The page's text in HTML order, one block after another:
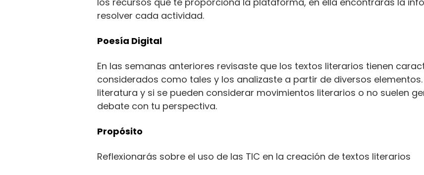
resolver cada actividad.
Poesía Digital
En las semanas anteriores revisaste que los textos literarios tienen
considerados como tales y los analizaste a partir de diversos
literatura y si se pueden considerar movimientos literarios o no suelen
debate con tu perspectiva.
Propósito
Reflexionarás sobre el uso de las TIC en la creación de textos literarios